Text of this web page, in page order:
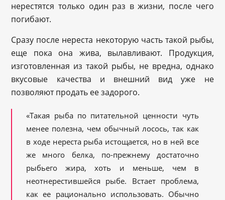
нерестятся только один раз в жизни, после чего
погибают.
Сразу после нереста некоторую часть такой рыбы,
еще пока она жива, вылавливают. Продукция,
изготовленная из такой рыбы, не вредна, однако
вкусовые качества и внешний вид уже не
позволяют продать ее задорого.
«Такая рыба по питательной ценности чуть
менее полезна, чем обычный лосось, так как
в ходе нереста рыба истощается, но в ней все
же много белка, по-прежнему достаточно
рыбьего жира, хоть и меньше, чем в
неотнерестившейся рыбе. Встает проблема,
как ее рационально использовать. Обычно